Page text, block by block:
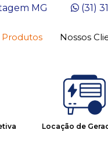
MG (31)
Produtos Nossos
Locação de